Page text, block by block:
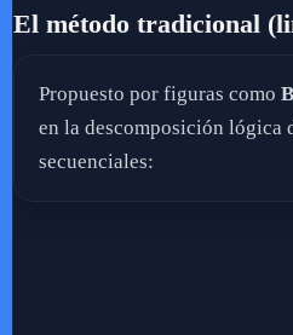
El método tradicional
Propuesto por figuras como
en la descomposición lógica
secuenciales: